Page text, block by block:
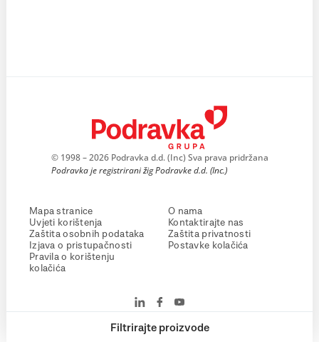
Filtrirajte proizvode
© 1998 – 2026 Podravka d.d. (Inc) Sva prava pridržana
Podravka je registrirani žig Podravke d.d. (Inc.)
Mapa stranice
Uvjeti korištenja
Zaštita osobnih podataka
Izjava o pristupačnosti
Pravila o korištenju
kolačića
O nama
Kontaktirajte nas
Zaštita privatnosti
Postavke kolačića